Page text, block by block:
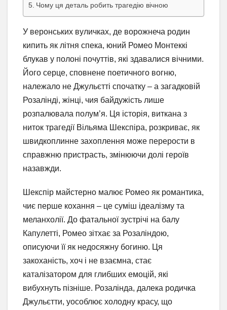
Чому ця деталь робить трагедію вічною
У веронських вуличках, де ворожнеча родин
кипить як літня спека, юний Ромео Монтеккі
блукав у полоні почуттів, які здавалися вічними.
Його серце, сповнене поетичного вогню,
належало не Джульєтті спочатку – а загадковій
Розалінді, жінці, чия байдужість лише
розпалювала полум’я. Ця історія, виткана з
ниток трагедії Вільяма Шекспіра, розкриває, як
швидкоплинне захоплення може перерости в
справжню пристрасть, змінюючи долі героїв
назавжди.
Шекспір майстерно малює Ромео як романтика,
чиє перше кохання – це суміш ідеалізму та
меланхолії. До фатальної зустрічі на балу
Капулетті, Ромео зітхає за Розаліндою,
описуючи її як недосяжну богиню. Ця
закоханість, хоч і не взаємна, стає
каталізатором для глибших емоцій, які
вибухнуть пізніше. Розалінда, далека родичка
Джульєтти, уособлює холодну красу, що